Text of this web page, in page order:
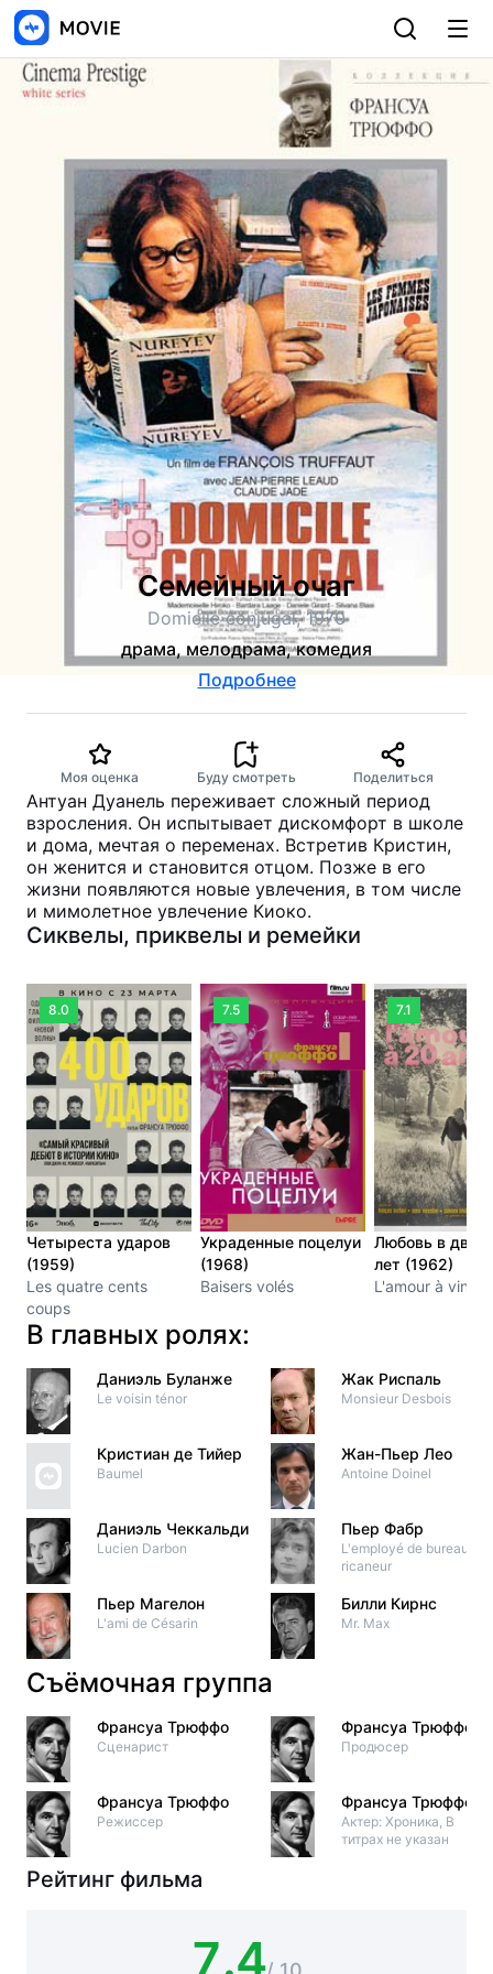
Семейный очаг
Domicile conjugal, 1970
драма, мелодрама, комедия
Подробнее
Моя оценка Буду смотреть Поделиться
Антуан Дуанель переживает сложный период
взросления. Он испытывает дискомфорт в школе
и дома, мечтая о переменах. Встретив Кристин,
он женится и становится отцом. Позже в его
жизни появляются новые увлечения, в том числе
и мимолетное увлечение Киоко.
Сиквелы, приквелы и ремейки
8.0
Четыреста ударов
(1959)
Les quatre cents
coups
7.5
Украденные поцелуи
(1968)
Baisers volés
7.1
Любовь в
лет (1962)
L'amour à vingt
В главных ролях:
Даниэль Буланже
Le voisin ténor
Кристиан де Тийер
Baumel
Даниэль Чеккальди
Lucien Darbon
Пьер Магелон
L'ami de Césarin
Жак Риспаль
Monsieur Desbois
Жан-Пьер Лео
Antoine Doinel
Пьер Фабр
L'employé de bureau
ricaneur
Билли Кирнс
Mr. Max
Съёмочная группа
Франсуа Трюффо
Сценарист
Франсуа Трюффо
Режиссер
Франсуа Трюффо
Продюсер
Франсуа Трюффо
Актер: Хроника, В
титрах не указан
Рейтинг фильма
7.4